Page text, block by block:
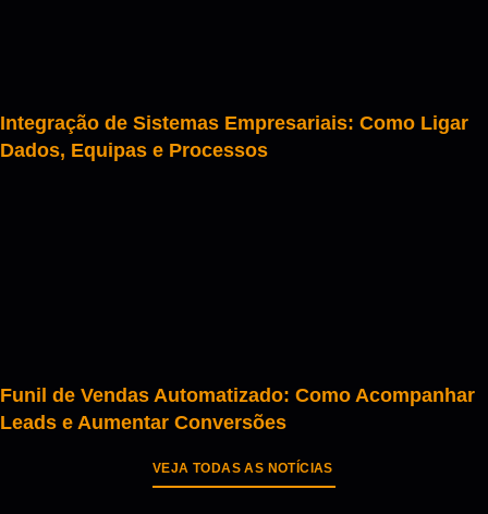
Integração de Sistemas Empresariais: Como Ligar
Dados, Equipas e Processos
Funil de Vendas Automatizado: Como Acompanhar
Leads e Aumentar Conversões
VEJA TODAS AS NOTÍCIAS